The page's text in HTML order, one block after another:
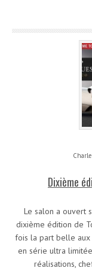
Dixième
Le salon a ouvert
dixième édition de
fois la part belle aux
en série ultra
réalisations,